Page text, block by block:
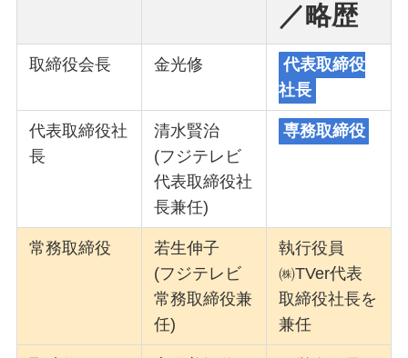
／略歴
取締役会長 金光修
代表取締役
社長
代表取締役社
長
清水賢治
(フジテレビ
代表取締役社
長兼任)
専務取締役
常務取締役
若生伸子
(フジテレビ
常務取締役兼
任)
執行役員
㈱TVer代表
取締役社長を
兼任